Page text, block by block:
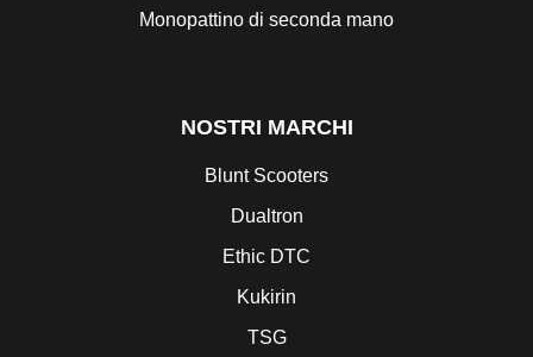
Monopattino di seconda mano
NOSTRI MARCHI
Blunt Scooters
Dualtron
Ethic DTC
Kukirin
TSG